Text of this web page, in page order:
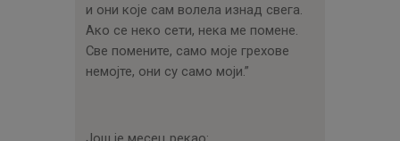
и они које сам волела изнад свега.
Ако се неко сети, нека ме помене.
Све помените, само моје грехове
немојте, они су само моји.”